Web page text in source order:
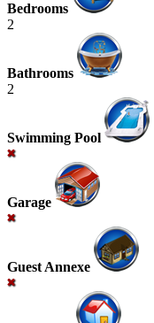
Bedrooms
2
Bathrooms
2
Swimming Pool
Garage
Guest Annexe